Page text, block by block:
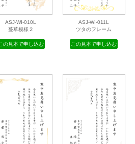
蔓草模様２
この見本で申し込む
ツタのフレーム
この見本で申し込む